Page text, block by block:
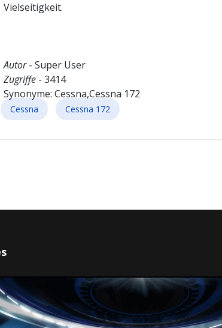
Vielseitigkeit.
Autor- Super User
Zugriffe - 3414
Synonyme: Cessna,Cessna 172
Cessna Cessna 172